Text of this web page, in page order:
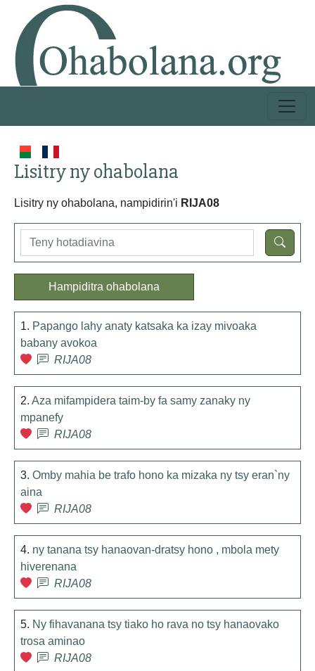
Lisitry ny ohabolana
Lisitry ny ohabolana, nampidirin'i RIJA08
Hampiditra ohabolana
1. Papango lahy anaty katsaka ka izay mivoaka
babany avokoa
RIJA08
2. Aza mifampidera taim-by fa samy zanaky ny
mpanefy
RIJA08
3. Omby mahia be trafo hono ka mizaka ny tsy eran`ny
aina
RIJA08
4. ny tanana tsy hanaovan-dratsy hono , mbola mety
hiverenana
RIJA08
5. Ny fihavanana tsy tiako ho rava no tsy hanaovako
trosa aminao
RIJA08